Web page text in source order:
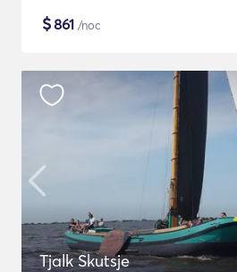
$861 /noc
Tjalk Skutsje